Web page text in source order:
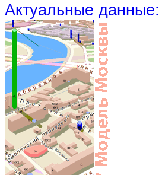
Актуальные